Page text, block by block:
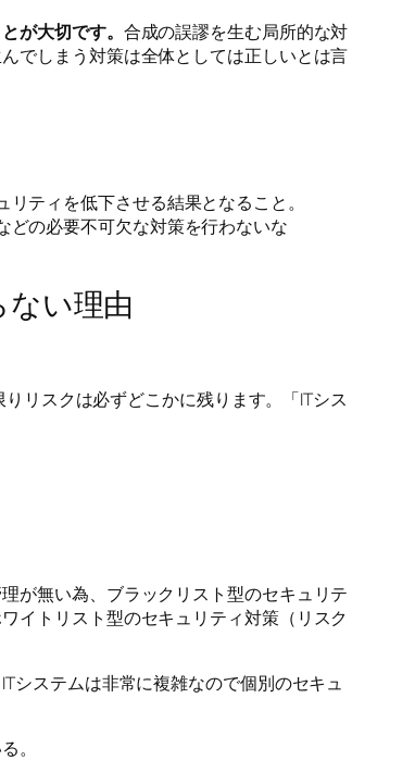
が大切です。 合成の誤謬を生む局所的な対
でしまう対策は全体としては正しいとは言
ティを低下させる結果となること。
どの必要不可欠な対策を行わないな
い理由
リスクは必ずどこかに残ります。「ITシス
が無い為、ブラックリスト型のセキュリテ
イトリスト型のセキュリティ対策（リスク
システムは非常に複雑なので個別のセキュ
。